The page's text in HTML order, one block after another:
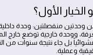
الأول؟
وحدتين منفصلتين: وحدة
ووحدة خارجية توضع خارج
بل جاء نتيجة سنوات من
وعملية.